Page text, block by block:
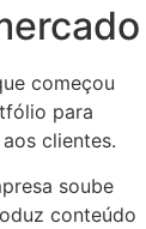
começou
para
clientes.
soube
conteúdo